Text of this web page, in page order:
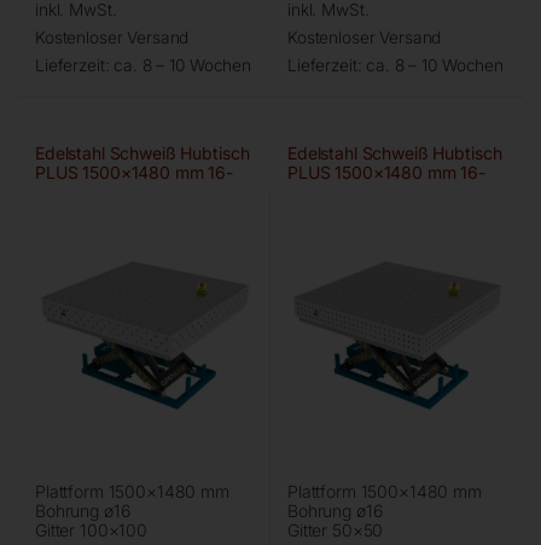
inkl. MwSt.
Kostenloser Versand
Lieferzeit: ca. 8 – 10 Wochen
inkl. MwSt.
Kostenloser Versand
Lieferzeit: ca. 8 – 10 Wochen
Edelstahl Schweiß Hubtisch
PLUS 1500×1480 mm 16-
Plattform 1500×1480 mm
Bohrung ø16
Gitter 100×100
Edelstahl Schweiß Hubtisch
PLUS 1500×1480 mm 16-
Plattform 1500×1480 mm
Bohrung ø16
Gitter 50×50